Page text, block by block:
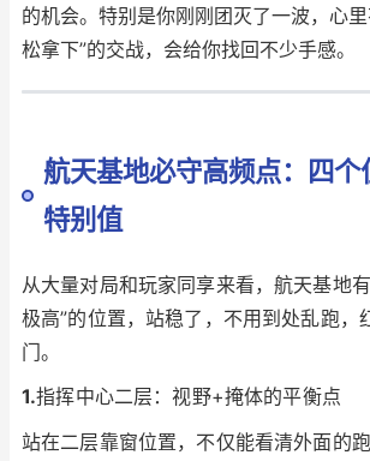
的机会。特别是你刚刚团灭了一波，心
松拿下”的交战，会给你找回不少手感。
航天基地必守高频点：四个
特别值
从大量对局和玩家同享来看，航天基地
极高”的位置，站稳了，不用到处乱跑，
门。
1.指挥中心二层：视野+掩体的平衡点
站在二层靠窗位置，不仅能看清外面的